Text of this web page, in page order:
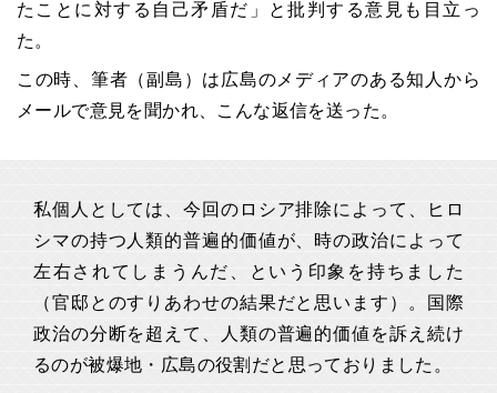
たことに対する自己矛盾だ」と批判する意見も目立っ
た。
この時、筆者（副島）は広島のメディアのある知人から
メールで意見を聞かれ、こんな返信を送った。
私個人としては、今回のロシア排除によって、ヒロ
シマの持つ人類的普遍的価値が、時の政治によって
左右されてしまうんだ、という印象を持ちました
（官邸とのすりあわせの結果だと思います）。国際
政治の分断を超えて、人類の普遍的価値を訴え続け
るのが被爆地・広島の役割だと思っておりました。